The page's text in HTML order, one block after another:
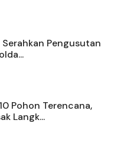
Pengusutan
Pohon Terencana,
Langk...